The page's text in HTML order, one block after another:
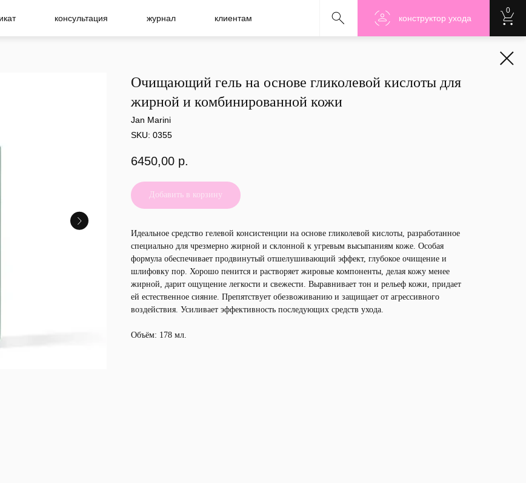
Nanoshu
Nanoshu
консультация журнал клиентам
0
конструктор ухода
Очищающий гель на основе гликолевой кислоты для
жирной и комбинированной кожи
Jan Marini
SKU: 0355
6450,00 р.
Добавить в корзину
Идеальное средство гелевой консистенции на основе гликолевой кислоты, разработанное
специально для чрезмерно жирной и склонной к угревым высыпаниям коже. Особая
формула обеспечивает продвинутый отшелушивающий эффект, глубокое очищение и
шлифовку пор. Хорошо пенится и растворяет жировые компоненты, делая кожу менее
жирной, дарит ощущение легкости и свежести. Выравнивает тон и рельеф кожи, придает
ей естественное сияние. Препятствует обезвоживанию и защищает от агрессивного
воздействия. Усиливает эффективность последующих средств ухода.
Объём: 178 мл.